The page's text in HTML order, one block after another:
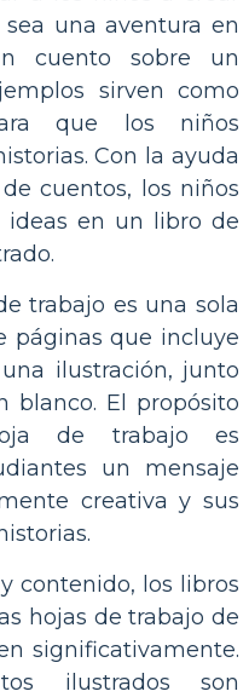
sea una aventura en
cuento sobre un
sirven como
que los niños
Con la ayuda
cuentos, los niños
ideas en un libro de
trabajo es una sola
páginas que incluye
ilustración, junto
blanco. El propósito
de trabajo es
un mensaje
creativa y sus
contenido, los libros
hojas de trabajo de
significativamente.
ilustrados son